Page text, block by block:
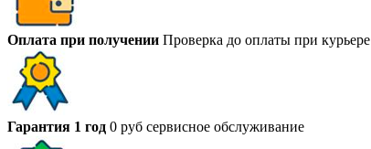
Оплата при получении Проверка до оплаты при курьере
Гарантия 1 год 0 руб сервисное обслуживание